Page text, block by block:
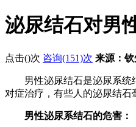
泌尿结石对男
点击()次 咨询(151)次 来源：
男性泌尿结石是泌尿系统结
对症治疗，有些人的泌尿结石
男性泌尿系结石的危害：